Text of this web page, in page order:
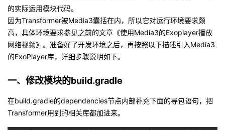
坛
圈
子
的
直
我
的
我
注
的我
的实际运用模块代码。
因为Transformer被Media3囊括在内，所以它对运行环境要求颇
高，具体环境要求参见之前的文章《使用Media3的Exoplayer播放
网络视频》。准备好了开发环境之后，再按照以下描述引入Media3
的ExoPlayer库，详细步骤说明如下。
一、修改模块的build.gradle
在build.gradle的dependencies节点内部补充下面的导包语句，把
Transformer用到的相关库都加进来。